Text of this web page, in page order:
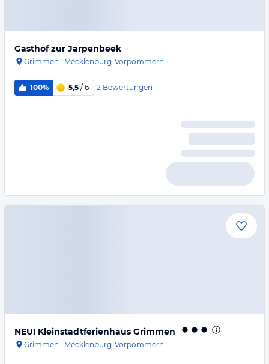
Gasthof zur Jarpenbeek
Grimmen · Mecklenburg-Vorpommern
100% 5,5 / 6 2 Bewertungen
NEU! Kleinstadtferienhaus Grimmen
Grimmen · Mecklenburg-Vorpommern